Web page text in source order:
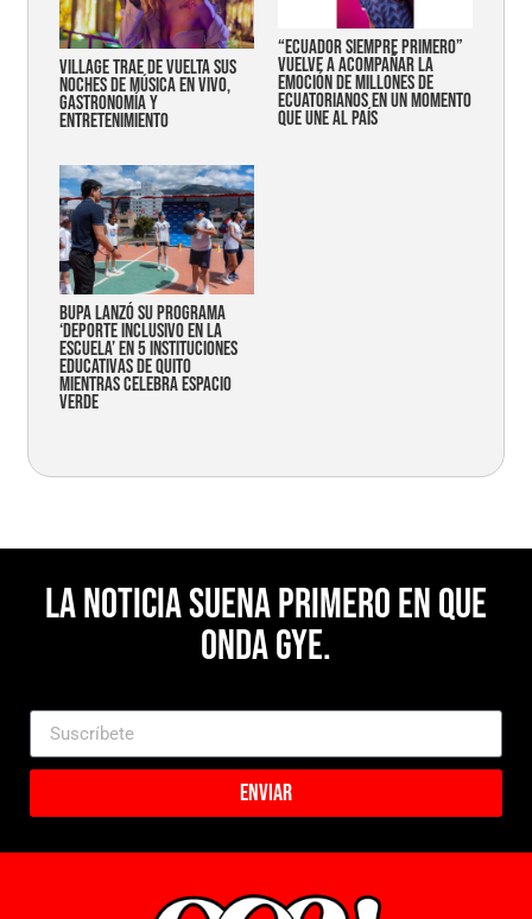
Village trae de vuelta sus
noches de música en vivo,
gastronomía y
entretenimiento
“Ecuador siempre primero”
vuelve a acompañar la
emoción de millones de
ecuatorianos en un momento
que une al país
Bupa lanzó su programa
‘Deporte Inclusivo en la
Escuela’ en 5 instituciones
educativas de Quito
mientras celebra espacio
verde
La noticia suena primero en Que
Onda Gye.
Enviar